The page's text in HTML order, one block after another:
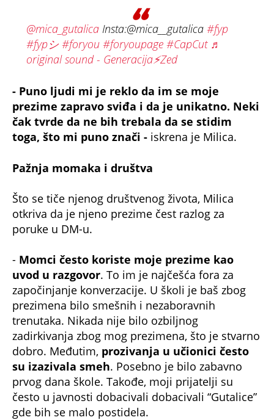
@mica_gutalicaInsta:@mica__gutalica #fyp
#fypシ #foryou #foryoupage #CapCut ♬
original sound - Generacija⚡️Zed
- Puno ljudi mi je reklo da im se moje
prezime zapravo sviđa i da je unikatno. Neki
čak tvrde da ne bih trebala da se stidim
toga, što mi puno znači - iskrena je Milica.
Pažnja momaka i društva
Što se tiče njenog društvenog života, Milica
otkriva da je njeno prezime čest razlog za
poruke u DM-u.
- Momci često koriste moje prezime kao
uvod u razgovor. To im je najčešća fora za
započinjanje konverzacije. U školi je baš zbog
prezimena bilo smešnih i nezaboravnih
trenutaka. Nikada nije bilo ozbiljnog
zadirkivanja zbog mog prezimena, što je stvarno
dobro. Međutim, prozivanja u učionici često
su izazivala smeh. Posebno je bilo zabavno
prvog dana škole. Takođe, moji prijatelji su
često u javnosti dobacivali dobacivali “Gutalice”
gde bih se malo postidela.